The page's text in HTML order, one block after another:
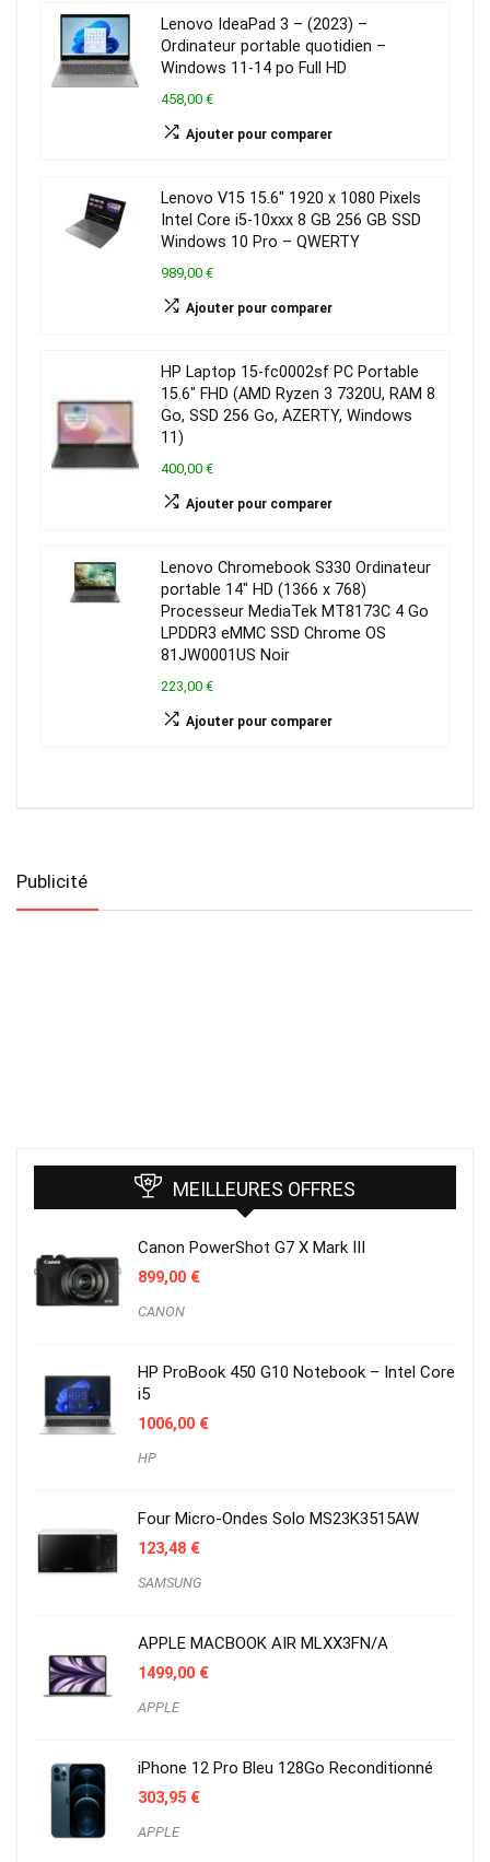
Lenovo IdeaPad 3 – (2023) –
Ordinateur portable quotidien –
Windows 11-14 po Full HD
458,00 €
Ajouter pour comparer
Lenovo V15 15.6″ 1920 x 1080 Pixels
Intel Core i5-10xxx 8 GB 256 GB SSD
Windows 10 Pro – QWERTY
989,00 €
Ajouter pour comparer
HP Laptop 15-fc0002sf PC Portable
15.6″ FHD (AMD Ryzen 3 7320U, RAM 8
Go, SSD 256 Go, AZERTY, Windows
11)
400,00 €
Ajouter pour comparer
Lenovo Chromebook S330 Ordinateur
portable 14″ HD (1366 x 768)
Processeur MediaTek MT8173C 4 Go
LPDDR3 eMMC SSD Chrome OS
81JW0001US Noir
223,00 €
Ajouter pour comparer
Publicité
MEILLEURES OFFRES
Canon PowerShot G7 X Mark III
899,00 €
CANON
HP ProBook 450 G10 Notebook – Intel Core
i5
1006,00 €
HP
Four Micro-Ondes Solo MS23K3515AW
123,48 €
SAMSUNG
APPLE MACBOOK AIR MLXX3FN/A
1499,00 €
APPLE
iPhone 12 Pro Bleu 128Go Reconditionné
303,95 €
APPLE